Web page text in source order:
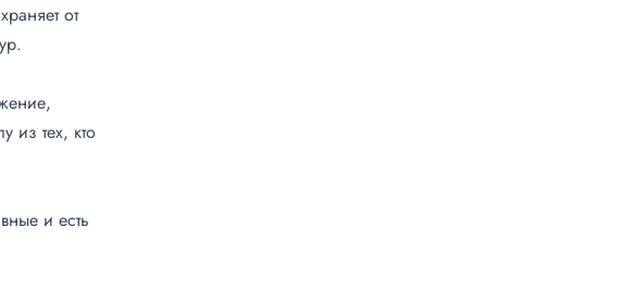
от
из тех, кто
и есть